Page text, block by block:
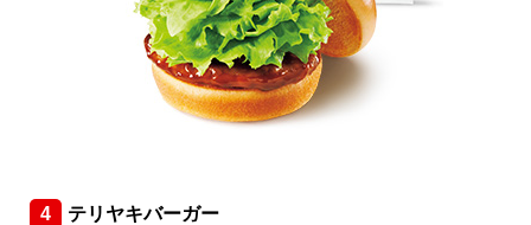
4 テリヤキバーガー